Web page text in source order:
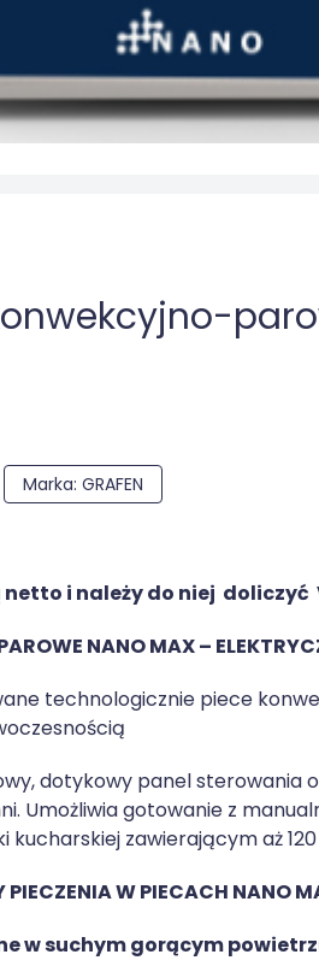
Marka: GRAFEN
i należy do niej doliczyć
NANO MAX –
technologicznie piece
dotykowy panel sterowania
Umożliwia gotowanie z
kucharskiej zawierającym aż
W PIECACH NANO
w suchym gorącym